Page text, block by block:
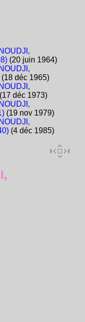
(20 juin 1964)
déc 1965)
déc 1973)
(19 nov 1979)
(4 déc 1985)